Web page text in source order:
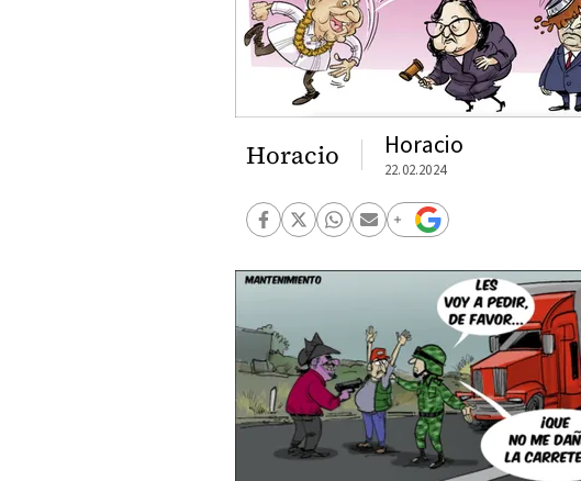
Horacio Horacio
22.02.2024